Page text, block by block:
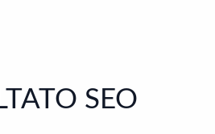
SEO